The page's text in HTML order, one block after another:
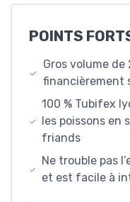
POINTS
Gros volume
financièrement
100 % Tubifex
les poissons
friands
Ne trouble pas
et est facile à